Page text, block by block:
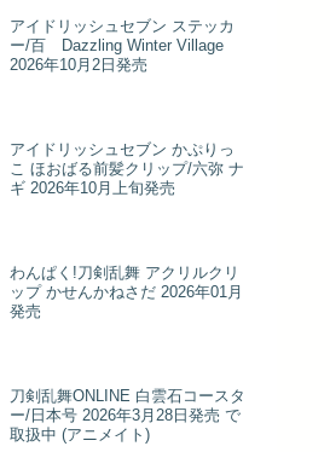
アイドリッシュセブン ステッカ
ー/百 Dazzling Winter Village
2026年10月2日発売
アイドリッシュセブン かぷりっ
こ ほおばる前髪クリップ/六弥 ナ
ギ 2026年10月上旬発売
わんぱく!刀剣乱舞 アクリルクリ
ップ かせんかねさだ 2026年01月
発売
刀剣乱舞ONLINE 白雲石コースタ
ー/日本号 2026年3月28日発売 で
取扱中 (アニメイト)